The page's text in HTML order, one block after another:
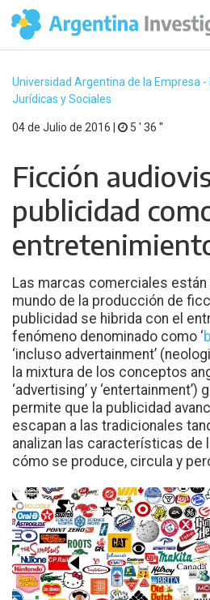
Universidad Argentina de la Empresa -
Jurídicas y Sociales
04 de Julio de 2016 | 5 ′ 36 ′′
Ficción
publicidad
Las marcas comerciales están
mundo de la producción de
publicidad se hibrida con el
fenómeno denominado como ‘
‘incluso advertainment’
la mixtura de los conceptos
‘advertising’ y ‘entertainment’)
permite que la publicidad
escapan a las tradicionales
analizan las características de
cómo se produce, circula y